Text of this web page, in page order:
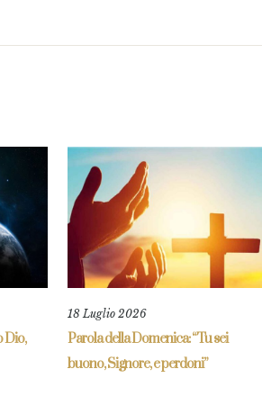
Dio,
18 Luglio 2026
Parola della Domenica: “Tu sei
buono, Signore, e perdoni”